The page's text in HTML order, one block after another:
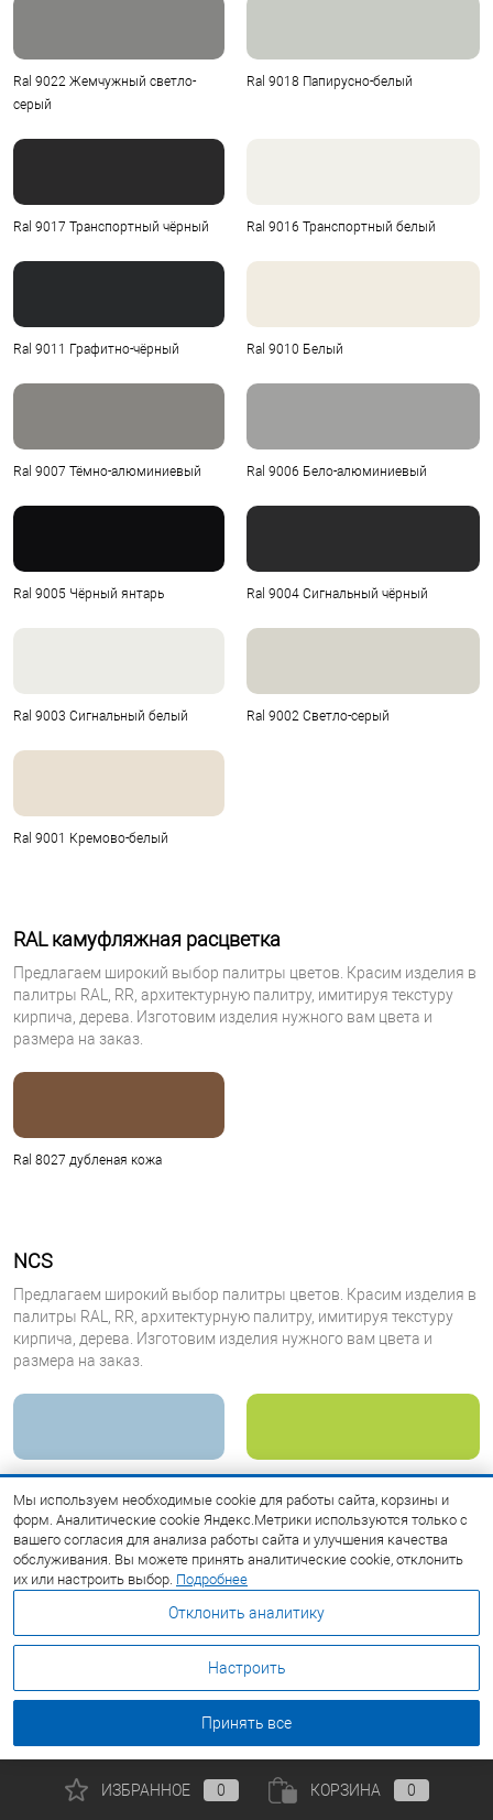
Ral 9022 Жемчужный светло-
серый
Ral 9018 Папирусно-белый
Ral 9017 Транспортный чёрный Ral 9016 Транспортный белый
Ral 9011 Графитно-чёрный Ral 9010 Белый
Ral 9007 Тёмно-алюминиевый Ral 9006 Бело-алюминиевый
Ral 9005 Чёрный янтарь Ral 9004 Сигнальный чёрный
Ral 9003 Сигнальный белый Ral 9002 Светло-серый
Ral 9001 Кремово-белый
RAL камуфляжная расцветка
Предлагаем широкий выбор палитры цветов. Красим изделия в
палитры RAL, RR, архитектурную палитру, имитируя текстуру
кирпича, дерева. Изготовим изделия нужного вам цвета и
размера на заказ.
Ral 8027 дубленая кожа
NCS
Предлагаем широкий выбор палитры цветов. Красим изделия в
палитры RAL, RR, архитектурную палитру, имитируя текстуру
кирпича, дерева. Изготовим изделия нужного вам цвета и
размера на заказ.
NCS S 2020 R90B Очень светлый
синий
NCS S 0570 G40Y Июньский бутон
КАТАЛОГ МЕТАЛЛОПРОКАТА
ПОМОЩЬ И СЕРВИСЫ
Политика обработки персональных данных
ИЗБРАННОЕ 0 КОРЗИНА 0
Мы используем необходимые cookie для работы сайта, корзины и
форм. Аналитические cookie Яндекс.Метрики используются только с
вашего согласия для анализа работы сайта и улучшения качества
обслуживания. Вы можете принять аналитические cookie, отклонить
их или настроить выбор. Подробнее
Отклонить аналитику
Настроить
Принять все